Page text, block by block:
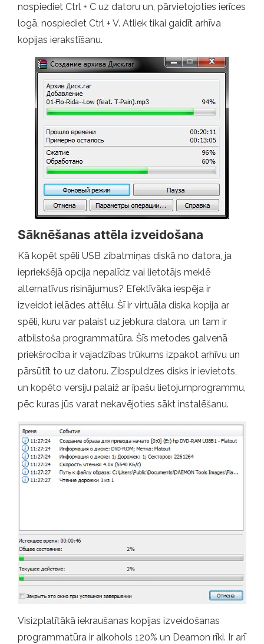
nospiediet Ctrl + C uz datoru un, pārvietojoties ierīces
logā, nospiediet Ctrl + V. Atliek tikai gaidīt arhīva
kopijas ierakstīšanu.
Sāknēšanas attēla izveidošana
Kā kopēt spēli USB zibatmiņas diskā no datora, ja
iepriekšējā opcija nepalīdz vai lietotājs meklē
alternatīvus risinājumus? Efektīvāka iespēja ir
izveidot ielādes attēlu. Šī ir virtuāla diska kopija ar
spēli, kuru var palaist uz jebkura datora, un tam ir
atbilstoša programmatūra. Šīs metodes galvenā
priekšrocība ir vajadzības trūkums izpakot arhīvu un
pārsūtīt to uz datoru. Zibspuldzes disks ir ievietots,
un kopēto versiju palaiž ar īpašu lietojumprogrammu,
pēc kuras jūs varat nekavējoties sākt instalēšanu.
Visizplatītākā iekraušanas kopijas izveidošanas
programmatūra ir alkohols 120% un Deamon rīki. Ir arī